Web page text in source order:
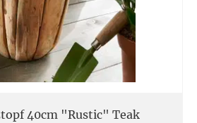
40cm "Rustic" Teak